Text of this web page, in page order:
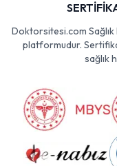
Doktorsitesi.com Sağlık
platformudur.
sağlık